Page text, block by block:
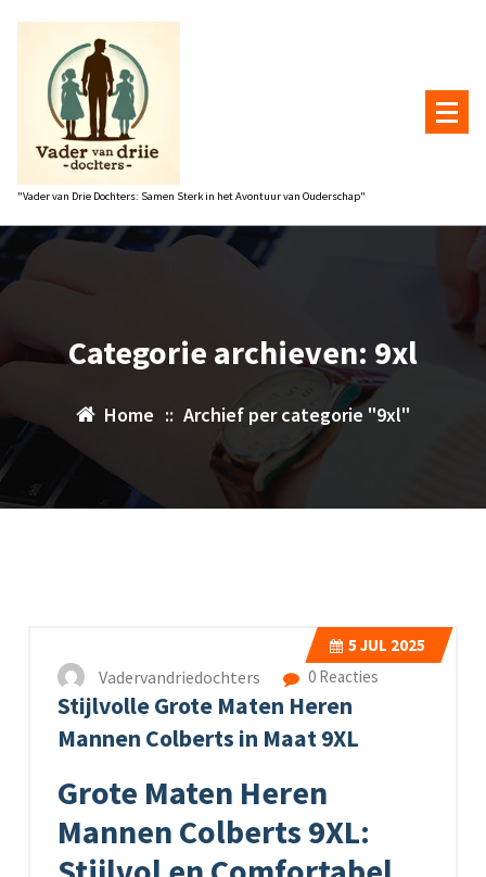
"Vader van Drie Dochters: Samen Sterk in het Avontuur van Ouderschap"
Categorie archieven: 9xl
Home :: Archief per categorie "9xl"
5 JUL 2025
Vadervandriedochters 0 Reacties
Stijlvolle Grote Maten Heren
Mannen Colberts in Maat 9XL
Grote Maten Heren
Mannen Colberts 9XL: